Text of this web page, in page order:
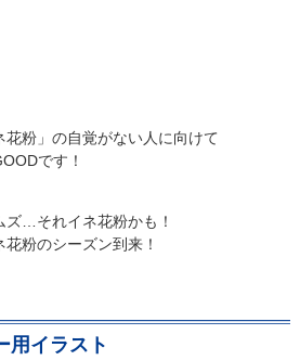
粉」の自覚がない人に向けて
です！
ズ…それイネ花粉かも！
粉のシーズン到来！
イラスト